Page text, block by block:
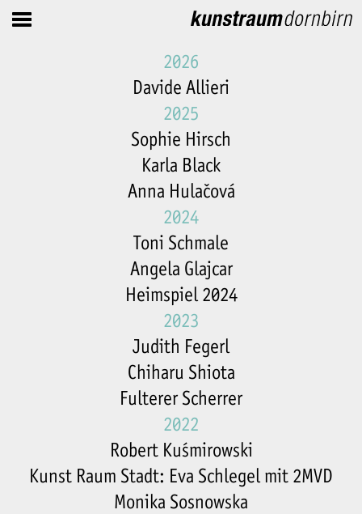
2026
Davide Allieri
2025
Sophie Hirsch
Karla Black
Anna Hulačová
2024
Toni Schmale
Angela Glajcar
Heimspiel 2024
2023
Judith Fegerl
Chiharu Shiota
Fulterer Scherrer
2022
Robert Kuśmirowski
Kunst Raum Stadt: Eva Schlegel mit 2MVD
Monika Sosnowska